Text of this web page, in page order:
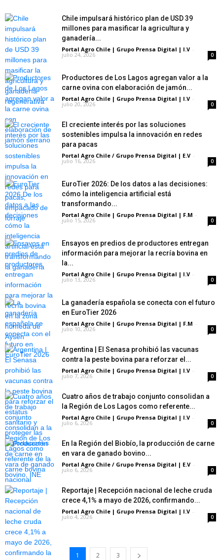
Chile impulsará histórico plan de USD 39
millones para masificar la agricultura y
ganadería...
Portal Agro Chile | Grupo Prensa Digital | I.V -
julio 24, 2026 0
Productores de Los Lagos agregan valor a la
carne ovina con elaboración de jamón...
Portal Agro Chile | Grupo Prensa Digital | I.V -
julio 20, 2026 0
El creciente interés por las soluciones
sostenibles impulsa la innovación en redes
para pacas
Portal Agro Chile / Grupo Prensa Digital | E.V -
julio 16, 2026 0
EuroTier 2026: De los datos a las decisiones:
cómo la inteligencia artificial está
transformando...
Portal Agro Chile | Grupo Prensa Digital | F.M -
julio 15, 2026 0
Ensayos en predios de productores entregan
información para mejorar la recría bovina en
la...
Portal Agro Chile | Grupo Prensa Digital | I.V -
julio 13, 2026 0
La ganadería española se conecta con el futuro
en EuroTier 2026
Portal Agro Chile | Grupo Prensa Digital | F.M -
julio 10, 2026 0
Argentina | El Senasa prohibió las vacunas
contra la peste bovina para reforzar el...
Portal Agro Chile | Grupo Prensa Digital | I.V -
julio 7, 2026 0
Cuatro años de trabajo conjunto consolidan a
la Región de Los Lagos como referente...
Portal Agro Chile | Grupo Prensa Digital | I.V -
julio 6, 2026 0
En la Región del Biobío, la producción de carne
en vara de ganado bovino...
Portal Agro Chile / Grupo Prensa Digital | E.V -
julio 6, 2026 0
Reportaje | Recepción nacional de leche cruda
crece 4,1% a mayo de 2026, confirmando...
Portal Agro Chile | Grupo Prensa Digital | I.V -
julio 4, 2026 0
1 2 3